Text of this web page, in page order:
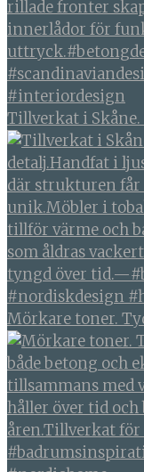
Tillverkat i
Mörkare toner.